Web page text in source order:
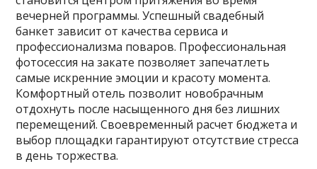
вечерней программы. Успешный свадебный
банкет зависит от качества сервиса и
профессионализма поваров. Профессиональная
фотосессия на закате позволяет запечатлеть
самые искренние эмоции и красоту момента.
Комфортный отель позволит новобрачным
отдохнуть после насыщенного дня без лишних
перемещений. Своевременный расчет бюджета и
выбор площадки гарантируют отсутствие стресса
в день торжества.